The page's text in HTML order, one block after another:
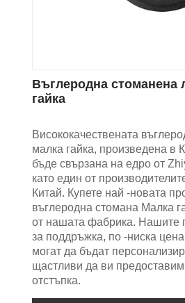
Въглеродна стоманена
гайка
Висококачествената
малка гайка, произведена в
бъде свързана на едро от
като един от
Китай. Купете най -новата
въглеродна стомана Малка
от нашата фабрика. Нашите
за поддръжка, по -ниска
могат да бъдат
щастливи да ви
отстъпка.